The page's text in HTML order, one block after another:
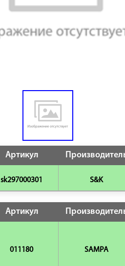
Артикул
sk297000301 S&K
Артикул
011180 SAMPA